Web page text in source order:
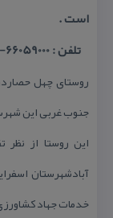
است .
تلفن : 66059000-021
جنوب غربی این
این روستا از
آبادشهرستان
خدمات جهاد